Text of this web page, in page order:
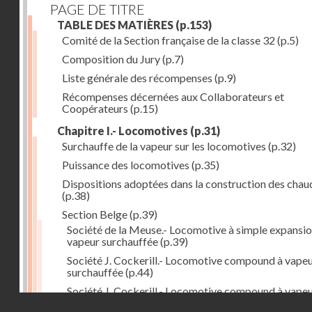
PAGE DE TITRE
TABLE DES MATIÈRES (p.153)
Comité de la Section française de la classe 32 (p.5)
Composition du Jury(p.7)
Liste générale des récompenses (p.9)
Récompenses décernées aux Collaborateurs et
Coopérateurs (p.15)
Chapitre I.- Locomotives (p.31)
Surchauffe de la vapeur sur les locomotives (p.32)
Puissance des locomotives (p.35)
Dispositions adoptées dans la construction des
(p.38)
Section Belge(p.39)
Société de la Meuse.- Locomotive à simple
vapeur surchauffée(p.39)
Société J. Cockerill.- Locomotive compound à
surchauffée(p.44)
Société J. Cockerill.- Locomotive compound à